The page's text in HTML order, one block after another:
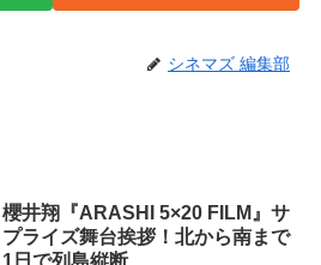
シネマズ 編集部
櫻井翔『ARASHI 5×20 FILM』サ
プライズ舞台挨拶！北から南まで